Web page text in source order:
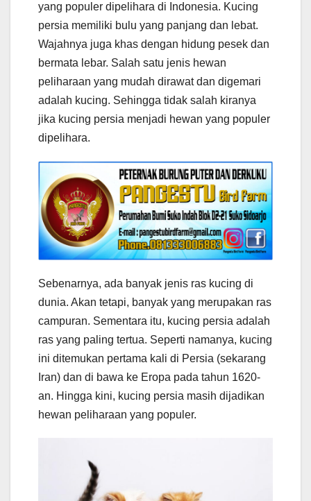
yang populer dipelihara di Indonesia. Kucing
persia memiliki bulu yang panjang dan lebat.
Wajahnya juga khas dengan hidung pesek dan
bermata lebar. Salah satu jenis hewan
peliharaan yang mudah dirawat dan digemari
adalah kucing. Sehingga tidak salah kiranya
jika kucing persia menjadi hewan yang populer
dipelihara.
Sebenarnya, ada banyak jenis ras kucing di
dunia. Akan tetapi, banyak yang merupakan ras
campuran. Sementara itu, kucing persia adalah
ras yang paling tertua. Seperti namanya, kucing
ini ditemukan pertama kali di Persia (sekarang
Iran) dan di bawa ke Eropa pada tahun 1620-
an. Hingga kini, kucing persia masih dijadikan
hewan peliharaan yang populer.